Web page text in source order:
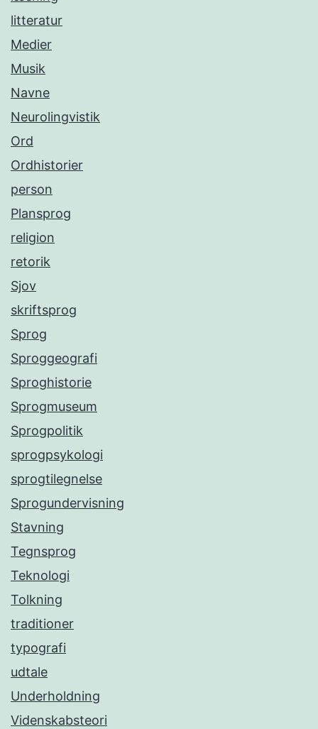
litteratur
Medier
Musik
Navne
Neurolingvistik
Ord
Ordhistorier
person
Plansprog
religion
retorik
Sjov
skriftsprog
Sprog
Sproggeografi
Sproghistorie
Sprogmuseum
Sprogpolitik
sprogpsykologi
sprogtilegnelse
Sprogundervisning
Stavning
Tegnsprog
Teknologi
Tolkning
traditioner
typografi
udtale
Underholdning
Videnskabsteori